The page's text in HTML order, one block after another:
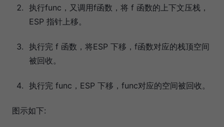
执行func，又调用f函数，将 f 函数的上下文压栈，
ESP 指针上移。
执行完 f 函数，将ESP 下移，f函数对应的栈顶空间
被回收。
执行完 func，ESP 下移，func对应的空间被回收。
图示如下: